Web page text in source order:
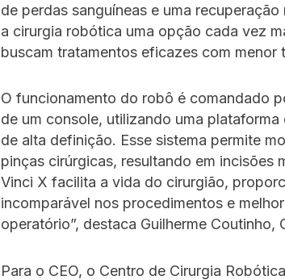
de perdas sanguíneas e uma
a cirurgia robótica uma opção cada vez
buscam tratamentos eficazes com menor
O funcionamento do robô é comandado
de um console, utilizando uma
de alta definição. Esse sistema permite
pinças cirúrgicas, resultando em incisões
Vinci X facilita a vida do cirurgião,
incomparável nos procedimentos e
operatório”, destaca Guilherme Coutinho,
Para o CEO, o Centro de Cirurgia